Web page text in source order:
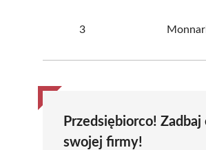
3
Przedsiębiorco!
swojej firmy!